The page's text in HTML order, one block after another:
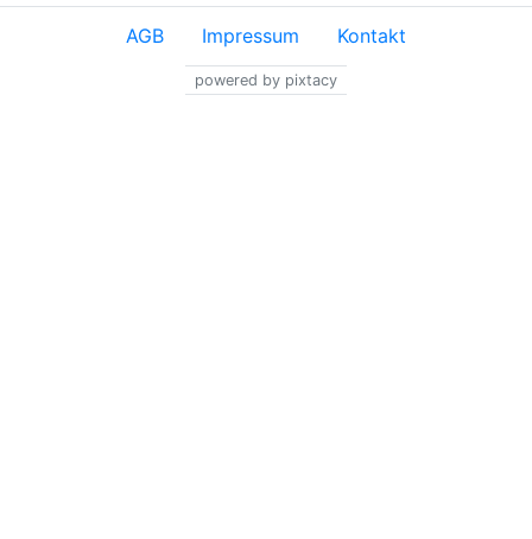
AGB Impressum Kontakt
powered by pixtacy